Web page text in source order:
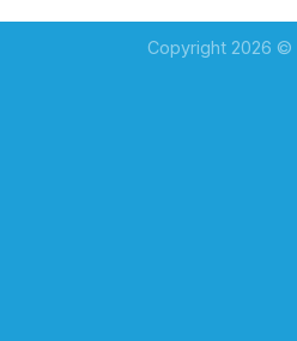
Copyright 2026 ©